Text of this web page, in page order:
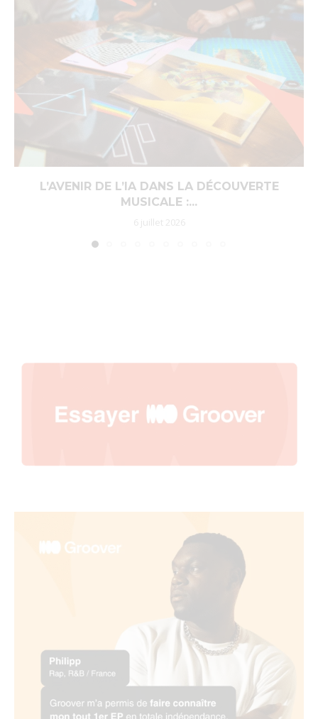
L’AVENIR DE L’IA DANS LA DÉCOUVERTE
MUSICALE :...
6 juillet 2026